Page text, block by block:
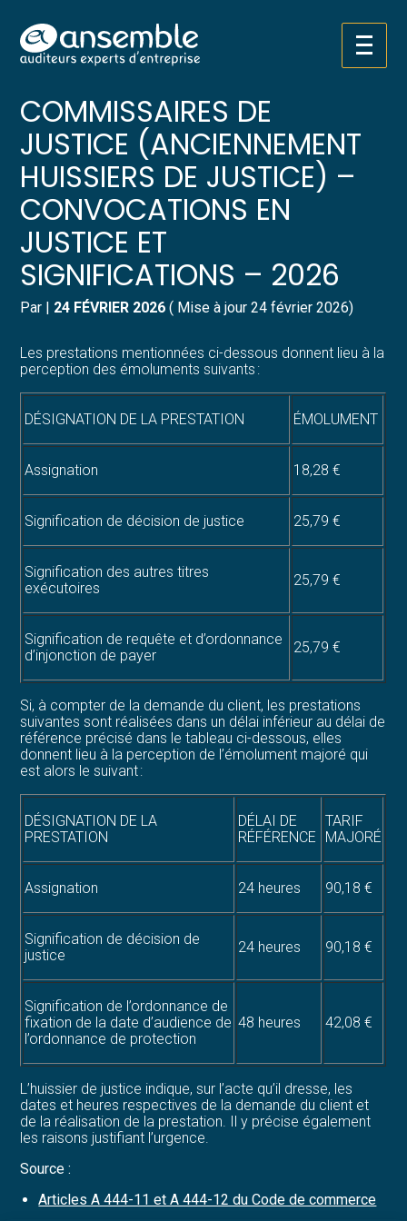
Aller
au
Créer et reprendre une activité
Gérer votre quotidien
Piloter votre entreprise
Développer votre entreprise
Construire votre patrimoine
Structurer votre croissance
Pilotez votre gestion
Suivre votre comptabilité
Gérer vos ressources humaines
Dématérialiser vos documents
TARIFS DES
COMMISSAIRES DE
JUSTICE (ANCIENNEMENT
HUISSIERS DE JUSTICE) –
CONVOCATIONS EN
JUSTICE ET
SIGNIFICATIONS – 2026
Par | 24 FÉVRIER 2026 ( Mise à jour 24 février 2026)
Les prestations mentionnées ci-dessous donnent lieu à la
perception des émoluments suivants :
DÉSIGNATION DE LA PRESTATION ÉMOLUMENT
Assignation 18,28 €
Signification de décision de justice 25,79 €
Signification des autres titres
exécutoires
25,79 €
Signification de requête et d’ordonnance
d’injonction de payer
25,79 €
Si, à compter de la demande du client, les prestations
suivantes sont réalisées dans un délai inférieur au délai de
référence précisé dans le tableau ci-dessous, elles
donnent lieu à la perception de l’émolument majoré qui
est alors le suivant :
DÉSIGNATION DE LA
PRESTATION
DÉLAI DE
RÉFÉRENCE
TARIF
MAJORÉ
Assignation 24 heures 90,18 €
Signification de décision de
justice
24 heures 90,18 €
Signification de l’ordonnance de
fixation de la date d’audience de
l’ordonnance de protection
48 heures 42,08 €
L’huissier de justice indique, sur l’acte qu’il dresse, les
dates et heures respectives de la demande du client et
de la réalisation de la prestation. Il y précise également
les raisons justifiant l’urgence.
Source :
Articles A 444-11 et A 444-12 du Code de commerce